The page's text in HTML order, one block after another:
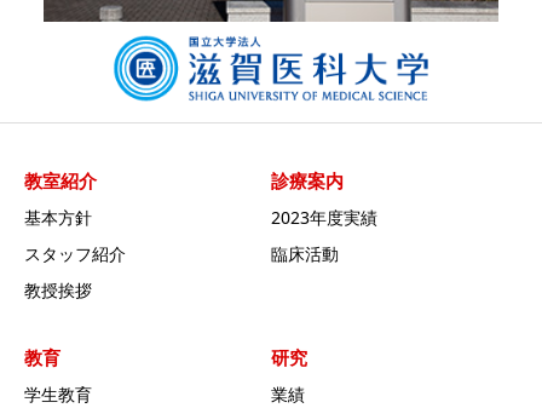
教室紹介
基本方針
スタッフ紹介
教授挨拶
診療案内
2023年度実績
臨床活動
教育
学生教育
研究
業績